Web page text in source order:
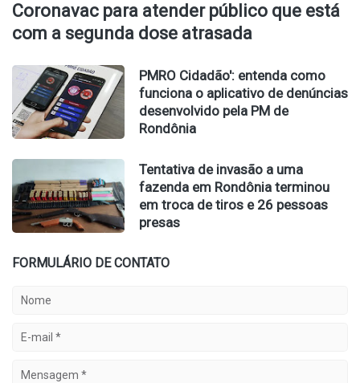
Coronavac para atender público que está
com a segunda dose atrasada
PMRO Cidadão': entenda como
funciona o aplicativo de denúncias
desenvolvido pela PM de
Rondônia
Tentativa de invasão a uma
fazenda em Rondônia terminou
em troca de tiros e 26 pessoas
presas
FORMULÁRIO DE CONTATO